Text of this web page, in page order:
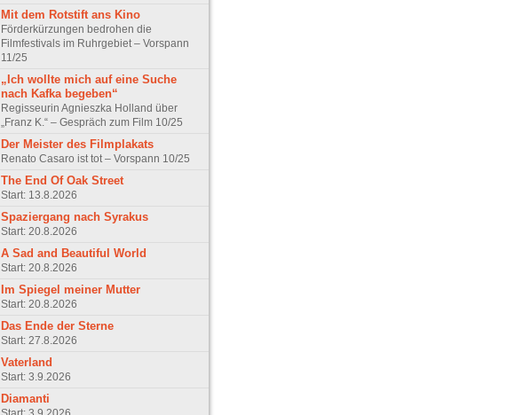
Mit dem Rotstift ans Kino
Förderkürzungen bedrohen die
Filmfestivals im Ruhrgebiet – Vorspann
11/25
„Ich wollte mich auf eine Suche
nach Kafka begeben“
Regisseurin Agnieszka Holland über
„Franz K.“ – Gespräch zum Film 10/25
Der Meister des Filmplakats
Renato Casaro ist tot – Vorspann 10/25
The End Of Oak Street
Start: 13.8.2026
Spaziergang nach Syrakus
Start: 20.8.2026
A Sad and Beautiful World
Start: 20.8.2026
Im Spiegel meiner Mutter
Start: 20.8.2026
Das Ende der Sterne
Start: 27.8.2026
Vaterland
Start: 3.9.2026
Diamanti